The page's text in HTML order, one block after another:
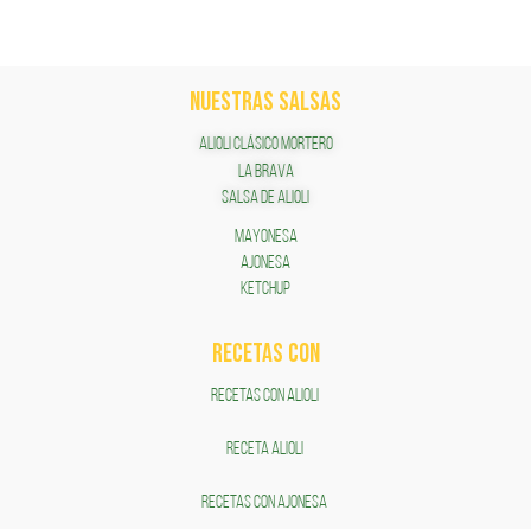
NUESTRAS SALSAS
ALIOLI CLÁSICO MORTERO
LA BRAVA
SALSA DE ALIOLI
MAYONESA
AJONESA
KETCHUP
RECETAS COn
RECETAS CON ALIOLI
RECETA ALIOLI
RECETAS CON AJONESA